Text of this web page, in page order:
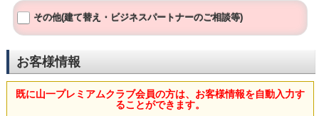
その他(建て替え・ビジネスパートナーのご相談等)
お客様情報
既に山一プレミアムクラブ会員の方は、お客様情報を自動入力す
ることができます。